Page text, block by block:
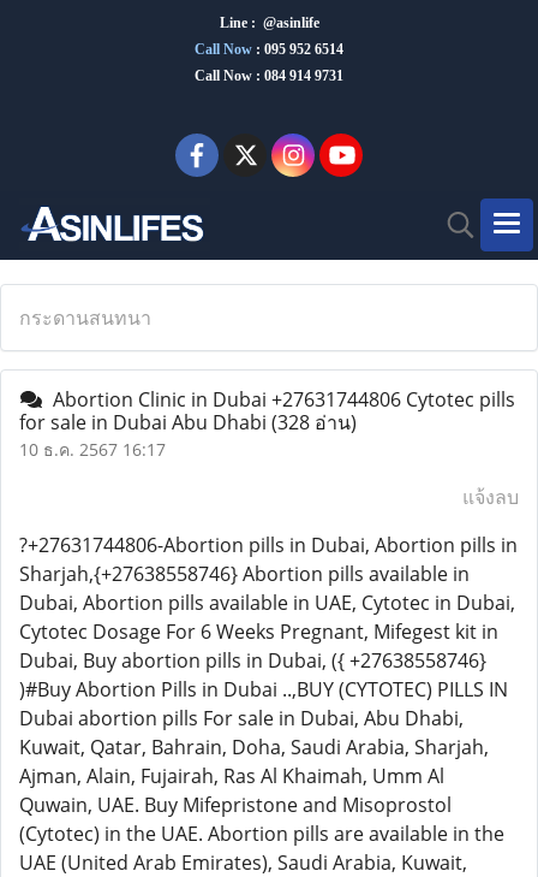
Line : @asinlife
Call Now : 095 952 6514
Call Now : 084 914 9731
กระดานสนทนา
Abortion Clinic in Dubai +27631744806 Cytotec pills
for sale in Dubai Abu Dhabi (328 อ่าน)
10 ธ.ค. 2567 16:17
แจ้งลบ
?+27631744806-Abortion pills in Dubai, Abortion pills in
Sharjah,{+27638558746} Abortion pills available in
Dubai, Abortion pills available in UAE, Cytotec in Dubai,
Cytotec Dosage For 6 Weeks Pregnant, Mifegest kit in
Dubai, Buy abortion pills in Dubai, ({ +27638558746}
)#Buy Abortion Pills in Dubai ..,BUY (CYTOTEC) PILLS IN
Dubai abortion pills For sale in Dubai, Abu Dhabi,
Kuwait, Qatar, Bahrain, Doha, Saudi Arabia, Sharjah,
Ajman, Alain, Fujairah, Ras Al Khaimah, Umm Al
Quwain, UAE. Buy Mifepristone and Misoprostol
(Cytotec) in the UAE. Abortion pills are available in the
UAE (United Arab Emirates), Saudi Arabia, Kuwait,